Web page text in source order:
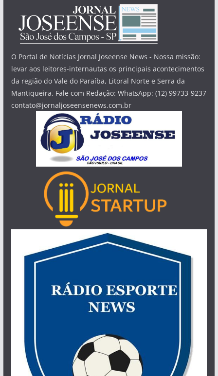
O Portal de Notícias Jornal Joseense News - Nossa missão:
levar aos leitores-internautas os principais acontecimentos
da região do Vale do Paraíba, Litoral Norte e Serra da
Mantiqueira. Fale com Redação: WhatsApp: (12) 99733-9237
contato@jornaljoseensenews.com.br